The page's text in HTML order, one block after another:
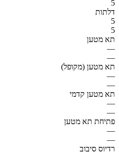
5
דלתות
5
5
תא מטען
—
—
תא מטען (מקופל)
—
—
תא מטען קדמי
—
—
פתיחת תא מטען
—
—
רדיוס סיבוב